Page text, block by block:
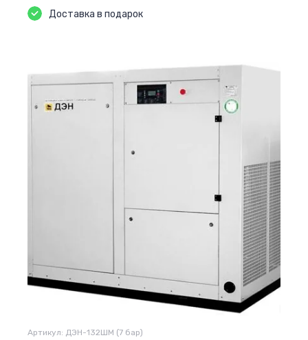
Доставка в подарок
Артикул: ДЭН-132ШМ (7 бар)